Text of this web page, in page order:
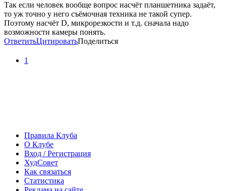
Так если человек вообще вопрос насчёт планшетника задаёт,
то уж точно у него съёмочная техника не такой супер.
Поэтому насчёт D, микрорезкости и т.д. сначала надо
возможности камеры понять.
ОтветитьЦитироватьПоделиться
1
Правила Клуба
О Клубе
Вход / Регистрация
ХудСовет
Как связаться
Статистика